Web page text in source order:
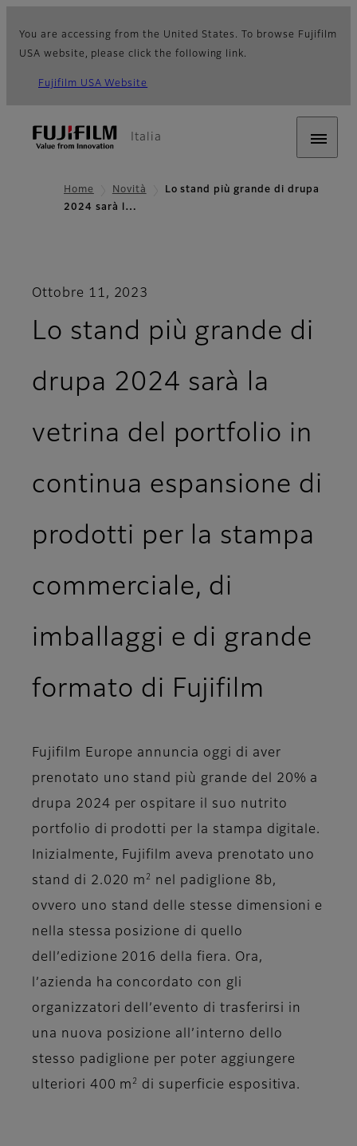
You are accessing from the United States. To browse Fujifilm
USA website, please click the following link.
Fujifilm USA Website
Italia
Home Novità
Lo stand più grande di drupa
2024 sarà l…
Ottobre 11, 2023
Lo stand più grande di
drupa 2024 sarà la
vetrina del portfolio in
continua espansione di
prodotti per la stampa
commerciale, di
imballaggi e di grande
formato di Fujifilm
Fujifilm Europe annuncia oggi di aver
prenotato uno stand più grande del 20% a
drupa 2024 per ospitare il suo nutrito
portfolio di prodotti per la stampa digitale.
Inizialmente, Fujifilm aveva prenotato uno
stand di 2.020 m 2
nel padiglione 8b,
ovvero uno stand delle stesse dimensioni e
nella stessa posizione di quello
dell’edizione 2016 della fiera. Ora,
l’azienda ha concordato con gli
organizzatori dell’evento di trasferirsi in
una nuova posizione all’interno dello
stesso padiglione per poter aggiungere
ulteriori 400 m 2 di superficie espositiva.